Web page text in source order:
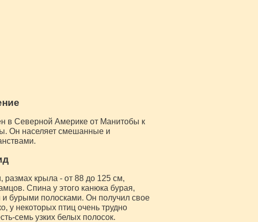
в Северной Америке от Манитобы к
Он населяет смешанные и
размах крыла - от 88 до 125 см,
Спина у этого канюка бурая,
бурыми полосками. Он получил свое
у некоторых птиц очень трудно
семь узких белых полосок.